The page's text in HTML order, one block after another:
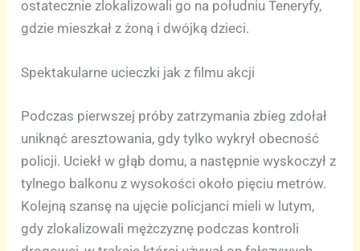
ostatecznie zlokalizowali go na południu Teneryfy,
gdzie mieszkał z żoną i dwójką dzieci.
Spektakularne ucieczki jak z filmu akcji
Podczas pierwszej próby zatrzymania zbieg zdołał
uniknąć aresztowania, gdy tylko wykrył obecność
policji. Uciekł w głąb domu, a następnie wyskoczył z
tylnego balkonu z wysokości około pięciu metrów.
Kolejną szansę na ujęcie policjanci mieli w lutym,
gdy zlokalizowali mężczyznę podczas kontroli